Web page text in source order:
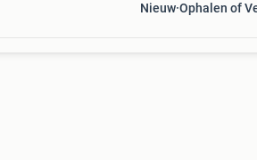
Nieuw Ophalen of